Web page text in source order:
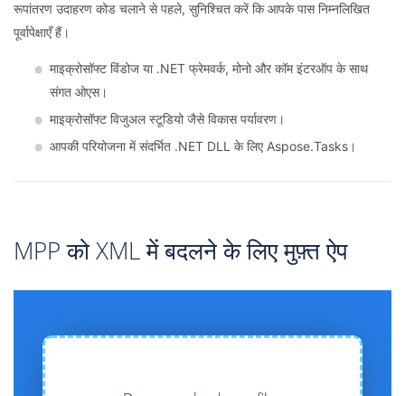
रूपांतरण उदाहरण कोड चलाने से पहले, सुनिश्चित करें कि आपके पास निम्नलिखित
पूर्वापेक्षाएँ हैं।
माइक्रोसॉफ्ट विंडोज या .NET फ्रेमवर्क, मोनो और कॉम इंटरऑप के साथ
संगत ओएस।
माइक्रोसॉफ्ट विजुअल स्टूडियो जैसे विकास पर्यावरण।
आपकी परियोजना में संदर्भित .NET DLL के लिए Aspose.Tasks।
MPP को XML में बदलने के लिए मुफ़्त ऐप